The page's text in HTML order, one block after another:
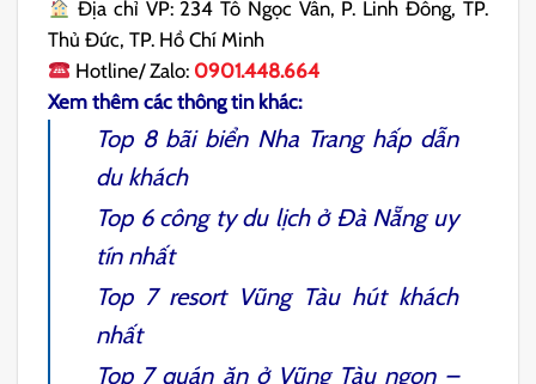
Địa chỉ VP: 234 Tô Ngọc Vân, P. Linh Đông, TP.
Thủ Đức, TP. Hồ Chí Minh
Hotline/ Zalo: 0901.448.664
Xem thêm các thông tin khác:
Top 8 bãi biển Nha Tranghấp dẫn
du khách
Top 6 công ty du lịch ở Đà Nẵnguy
tín nhất
Top 7 resort Vũng Tàuhút khách
nhất
Top 7quán ăn ở Vũng Tàungon –